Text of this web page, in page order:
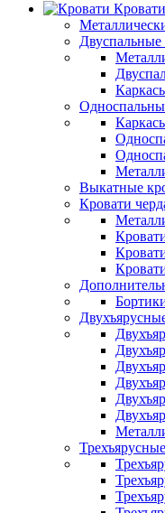
Кровати
Двуспальные
Выкатные
Кровати